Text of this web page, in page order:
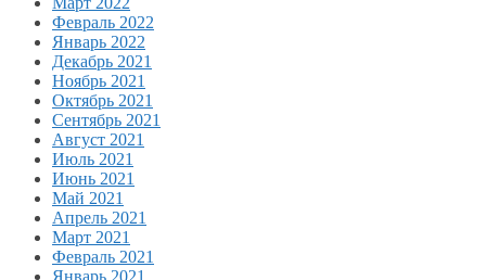
Февраль 2022
Январь 2022
Декабрь 2021
Ноябрь 2021
Октябрь 2021
Сентябрь 2021
Август 2021
Июль 2021
Июнь 2021
Май 2021
Апрель 2021
Март 2021
Февраль 2021
Январь 2021